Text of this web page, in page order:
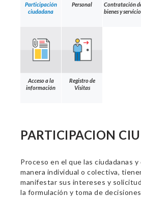
Participación
ciudadana
Personal
Contratación
bienes y
Acceso a la
información
Registro de
Visitas
PARTICIPACION
Proceso en el que las ciudadanas y
manera individual o colectiva,
manifestar sus intereses y
la formulación y toma de